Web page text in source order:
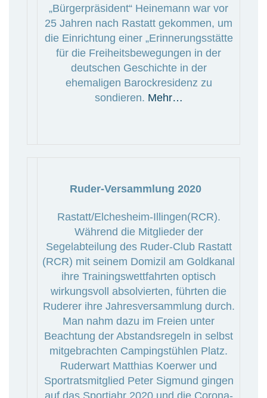
„Bürgerpräsident“ Heinemann war vor
25 Jahren nach Rastatt gekommen, um
die Einrichtung einer „Erinnerungsstätte
für die Freiheitsbewegungen in der
deutschen Geschichte in der
ehemaligen Barockresidenz zu
sondieren. Mehr…
Ruder-Versammlung 2020
Rastatt/Elchesheim-Illingen(RCR).
Während die Mitglieder der
Segelabteilung des Ruder-Club Rastatt
(RCR) mit seinem Domizil am Goldkanal
ihre Trainingswettfahrten optisch
wirkungsvoll absolvierten, führten die
Ruderer ihre Jahresversammlung durch.
Man nahm dazu im Freien unter
Beachtung der Abstandsregeln in selbst
mitgebrachten Campingstühlen Platz.
Ruderwart Matthias Koerwer und
Sportratsmitglied Peter Sigmund gingen
auf das Sportjahr 2020 und die Corona-